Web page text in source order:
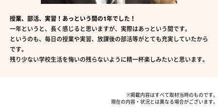
授業、部活、実習！あっという間の1年でした！
一年というと、長く感じると思いますが、実際はあっという間です。
というのも、毎日の授業や実習、放課後の部活等がとても充実していたから
です。
残り少ない学校生活を悔いの残らないように精一杯楽しみたいと思います。
※掲載内容はすべて取材当時のものです。
現在の内容・状況とは異なる場合がございます。